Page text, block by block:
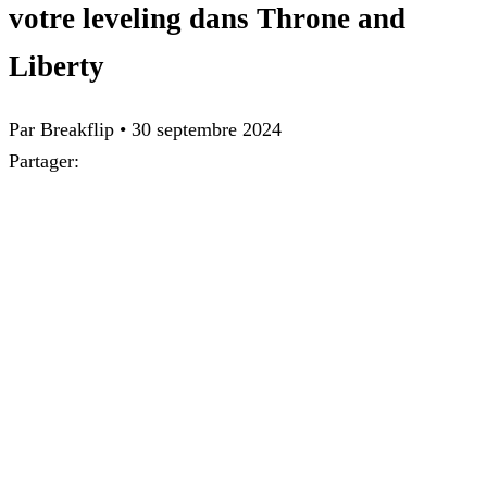
votre leveling dans Throne and
Liberty
Par Breakflip • 30 septembre 2024
Partager: